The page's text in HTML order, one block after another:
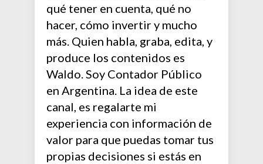
qué tener en cuenta, qué no
hacer, cómo invertir y mucho
más. Quien habla, graba, edita, y
produce los contenidos es
Waldo. Soy Contador Público
en Argentina. La idea de este
canal, es regalarte mi
experiencia con información de
valor para que puedas tomar tus
propias decisiones si estás en